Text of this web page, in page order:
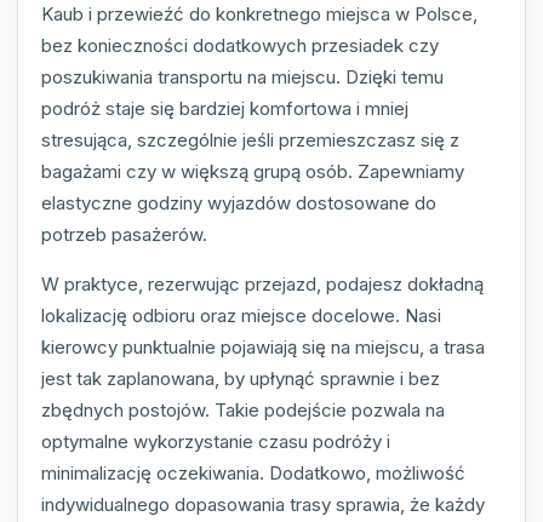
Kaub i przewieźć do konkretnego miejsca w Polsce,
bez konieczności dodatkowych przesiadek czy
poszukiwania transportu na miejscu. Dzięki temu
podróż staje się bardziej komfortowa i mniej
stresująca, szczególnie jeśli przemieszczasz się z
bagażami czy w większą grupą osób. Zapewniamy
elastyczne godziny wyjazdów dostosowane do
potrzeb pasażerów.
W praktyce, rezerwując przejazd, podajesz dokładną
lokalizację odbioru oraz miejsce docelowe. Nasi
kierowcy punktualnie pojawiają się na miejscu, a trasa
jest tak zaplanowana, by upłynąć sprawnie i bez
zbędnych postojów. Takie podejście pozwala na
optymalne wykorzystanie czasu podróży i
minimalizację oczekiwania. Dodatkowo, możliwość
indywidualnego dopasowania trasy sprawia, że każdy